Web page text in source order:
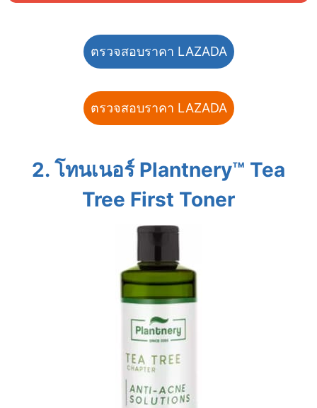
ตรวจสอบราคา LAZADA
ตรวจสอบราคา LAZADA
2. โทนเนอร์ Plantnery™ Tea
Tree First Toner